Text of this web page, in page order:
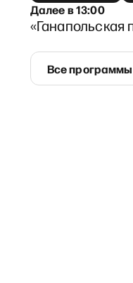
Далеев13:00
«Ганапольская
Все программы